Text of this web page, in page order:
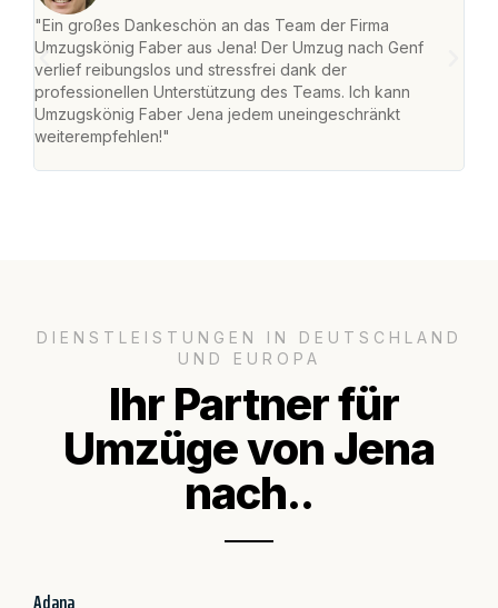
"Ein großes Dankeschön an das Team der Firma
Umzugskönig Faber aus Jena! Der Umzug nach Genf
verlief reibungslos und stressfrei dank der
professionellen Unterstützung des Teams. Ich kann
Umzugskönig Faber Jena jedem uneingeschränkt
weiterempfehlen!"
DIENSTLEISTUNGEN IN DEUTSCHLAND
UND EUROPA
Ihr Partner für
Umzüge von Jena
nach..